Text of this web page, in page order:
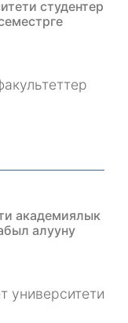
студентер
академиялык
алууну
университети